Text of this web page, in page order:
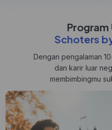
Program
Schoters
Dengan pengalaman
dan karir luar
membimbingmu